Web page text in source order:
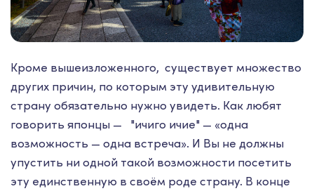
Кроме вышеизложенного, существует множество
других причин, по которым эту удивительную
страну обязательно нужно увидеть. Как любят
говорить японцы — "ичиго ичие" — «одна
возможность — одна встреча». И Вы не должны
упустить ни одной такой возможности посетить
эту единственную в своём роде страну. В конце